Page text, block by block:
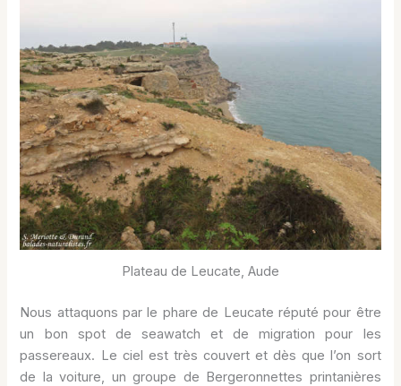
Plateau de Leucate, Aude
Nous attaquons par le phare de Leucate réputé pour être
un bon spot de seawatch et de migration pour les
passereaux. Le ciel est très couvert et dès que l’on sort
de la voiture, un groupe de Bergeronnettes printanières